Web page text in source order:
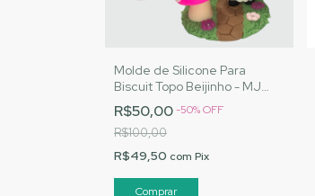
Molde de Silicone Para
Biscuit Topo Beijinho - MJ
Artesanatos |Cód. 3066
R$50,00-50%OFF
R$100,00
R$49,50 com Pix